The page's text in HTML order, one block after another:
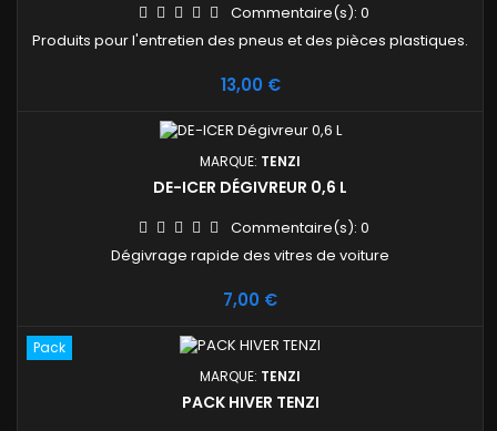
Commentaire(s): 0
Produits pour l'entretien des pneus et des pièces plastiques.
Prix
13,00 €
MARQUE: TENZI
DE-ICER DÉGIVREUR 0,6 L
Commentaire(s): 0
Dégivrage rapide des vitres de voiture
Prix
7,00 €
Pack
MARQUE: TENZI
PACK HIVER TENZI